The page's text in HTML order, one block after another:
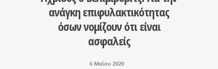
ανάγκη επιφυλακτικότητας
όσων νομίζουν ότι είναι
ασφαλείς
6 Μαΐου 2020